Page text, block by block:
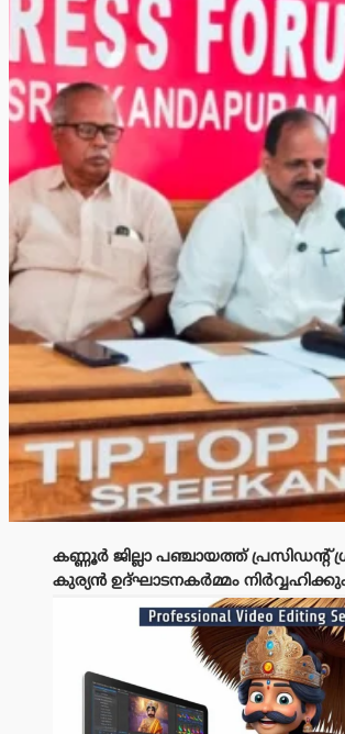
കണ്ണൂർ ജില്ലാ പഞ്ചായത്ത് പ്രസിഡന്റ്
കുര്യൻ ഉദ്ഘാടനകർമ്മം
പരസ്യം